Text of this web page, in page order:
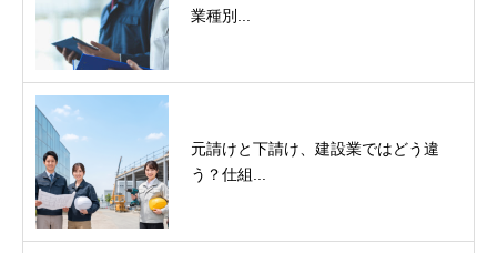
業種別...
元請けと下請け、建設業ではどう違
う？仕組...